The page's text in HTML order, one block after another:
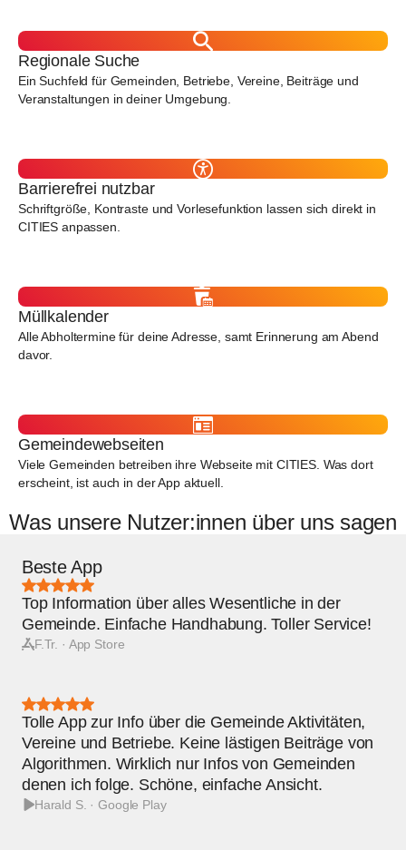
Regionale Suche
Ein Suchfeld für Gemeinden, Betriebe, Vereine, Beiträge und
Veranstaltungen in deiner Umgebung.
Barrierefrei nutzbar
Schriftgröße, Kontraste und Vorlesefunktion lassen sich direkt in
CITIES anpassen.
Müllkalender
Alle Abholtermine für deine Adresse, samt Erinnerung am Abend
davor.
Gemeindewebseiten
Viele Gemeinden betreiben ihre Webseite mit CITIES. Was dort
erscheint, ist auch in der App aktuell.
Was unsere Nutzer:innen über uns sagen
Beste App
Bewertung:
5
von
5
Sternen
Top Information über alles Wesentliche in der
Gemeinde. Einfache Handhabung. Toller Service!
F.Tr. · App Store
Bewertung:
5
von
5
Sternen
Tolle App zur Info über die Gemeinde Aktivitäten,
Vereine und Betriebe. Keine lästigen Beiträge von
Algorithmen. Wirklich nur Infos von Gemeinden
denen ich folge. Schöne, einfache Ansicht.
Harald S. · Google Play